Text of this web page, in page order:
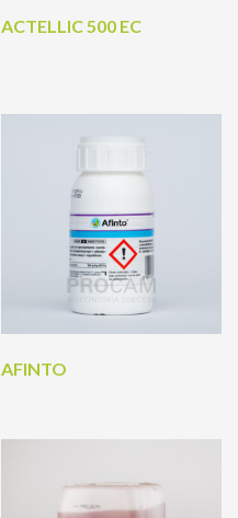
ACTELLIC 500 EC
AFINTO